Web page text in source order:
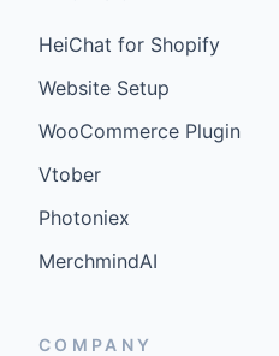
HeiChat for Shopify
Website Setup
WooCommerce Plugin
Vtober
Photoniex
MerchmindAI
COMPANY